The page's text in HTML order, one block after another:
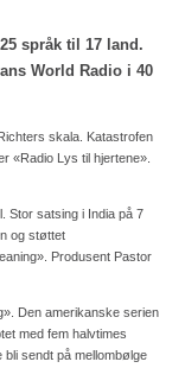
språk til 17 land.
World Radio i 40
skala. Katastrofen
«Radio Lys til hjertene».
Stor satsing i India på 7
og støttet
Produsent Pastor
Den amerikanske serien
med fem halvtimes
sendt på mellombølge